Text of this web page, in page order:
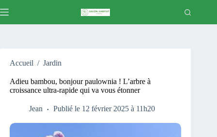
au
Accueil / Jardin
Adieu bambou, bonjour paulownia ! L’arbre à
croissance ultra-rapide qui va vous étonner
Jean Publié le 12 février 2025 à 11h20